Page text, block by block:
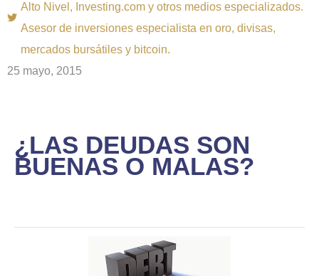
Alto Nivel, Investing.com y otros medios especializados.
Asesor de inversiones especialista en oro, divisas,
mercados bursátiles y bitcoin.
25 mayo, 2015
¿LAS DEUDAS SON
BUENAS O MALAS?